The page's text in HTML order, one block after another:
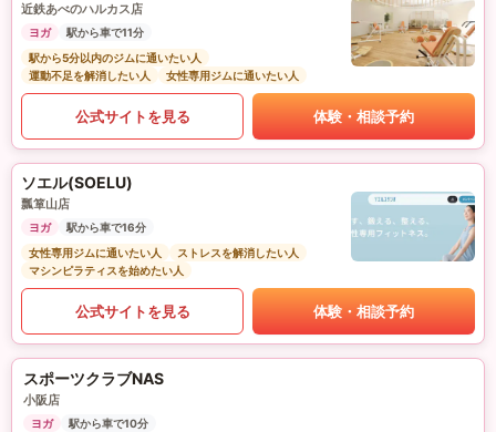
近鉄あべのハルカス店
ヨガ
駅から車で11分
駅から5分以内のジムに通いたい人
運動不足を解消したい人
女性専用ジムに通いたい人
公式サイトを見る 体験・相談予約
ソエル(SOELU)
瓢箪山店
ヨガ
駅から車で16分
女性専用ジムに通いたい人
ストレスを解消したい人
マシンピラティスを始めたい人
公式サイトを見る 体験・相談予約
スポーツクラブNAS
小阪店
ヨガ 駅から車で10分